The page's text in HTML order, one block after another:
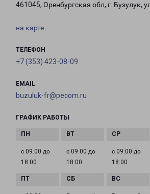
461045, Оренбургская обл, г. Бузулук,
на карте
ТЕЛЕФОН
+7 (353) 423-08-09
EMAIL
buzuluk-fr@pecom.ru
ГРАФИК РАБОТЫ
с 09:00 до
18:00
с 09:00 до
18:00
с 09:00 до
18:00